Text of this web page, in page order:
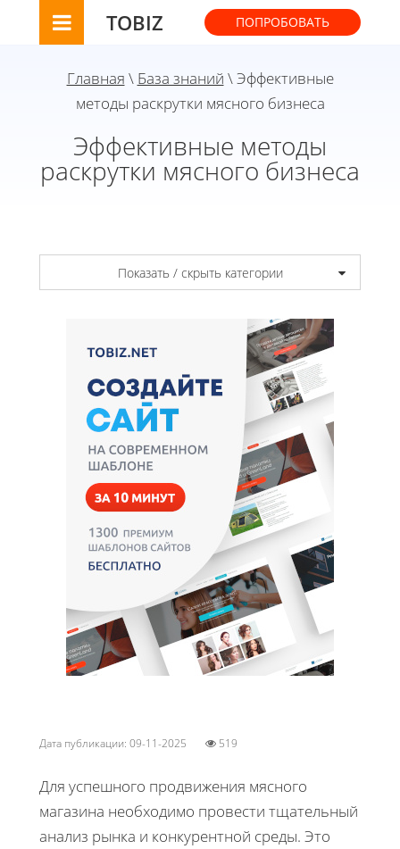
TOBIZ ПОПРОБОВАТЬ
Главная \ База знаний \ Эффективные
методы раскрутки мясного бизнеса
Эффективные методы
раскрутки мясного бизнеса
Показать / скрыть категории
Дата публикации: 09-11-2025 519
Для успешного продвижения мясного
магазина необходимо провести тщательный
анализ рынка и конкурентной среды. Это